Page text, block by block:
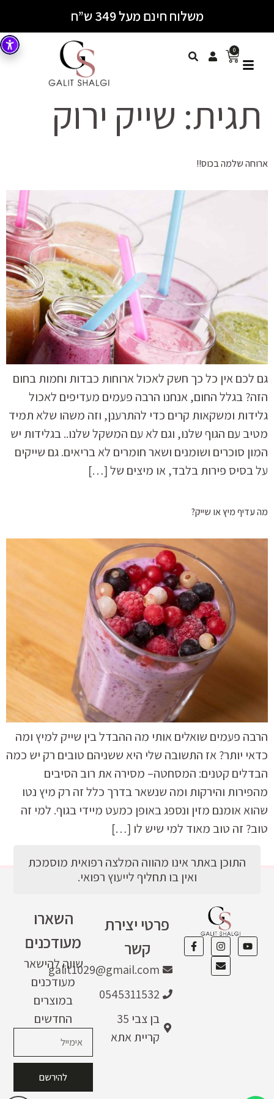
משלוח חינם מעל 349 ש”ח
0
תגית: שייק ירוק
ארוחה שלמה בכוס!!
גם לכם אין כל כך חשק לאכול ארוחות כבדות וחמות בחום
הזה? בגלל החום, אנחנו הרבה פעמים מעדיפים לאכול
גלידות ומשקאות קרים כדי להתרענן, וזה משהו שלא תמיד
מטיב עם הגוף שלנו, וגם לא עם המשקל שלנו.. בגלידות יש
המון סוכרים ושומנים ושאר חומרים לא בריאים. גם שייקים
על בסיס פירות בלבד, או מיצים של […]
מה עדיף מיץ או שייק?
הרבה פעמים שואלים אותי מה ההבדל בין שייק למיץ ומה
כדאי יותר? אז התשובה שלי היא ששניהם טובים רק יש כמה
הבדלים קטנים: המסחטה– מסירה את רוב הסיבים
מהפירות והירקות ומה שנשאר בדרך כלל זה רק מיץ נטו
שהוא אומנם מזין ונספג באופן כמעט מיידי בגוף. למי זה
טוב? זה טוב מאוד למי שיש לו […]
פרטי יצירת
קשר
galit1029@gmail.com
0545311532
בן צבי 35
קריית אתא
השארו
מעודכנים
שווה להישאר
מעודכנים
במוצרים
החדשים
להירשם
התוכן באתר אינו מהווה המלצה רפואית מוסמכת
ואין בו תחליף לייעוץ רפואי.